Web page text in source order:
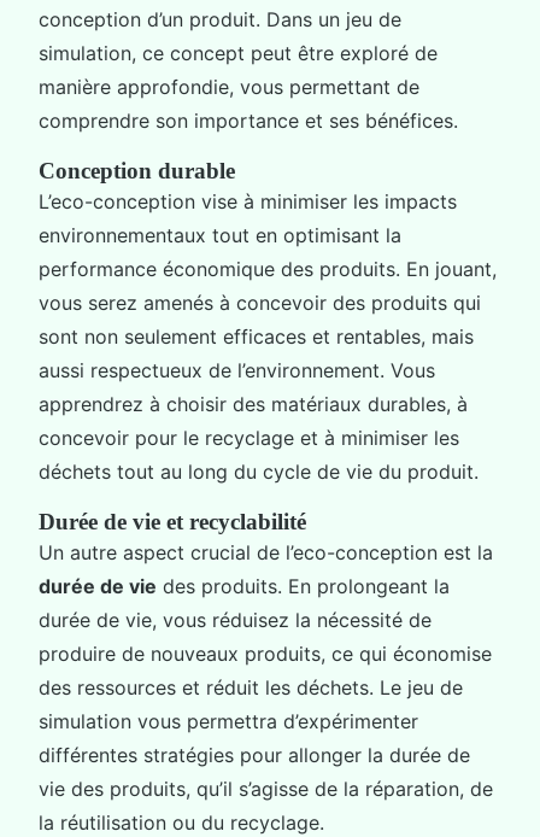
conception d’un produit. Dans un jeu de
simulation, ce concept peut être exploré de
manière approfondie, vous permettant de
comprendre son importance et ses bénéfices.
Conception durable
L’eco-conception vise à minimiser les impacts
environnementaux tout en optimisant la
performance économique des produits. En jouant,
vous serez amenés à concevoir des produits qui
sont non seulement efficaces et rentables, mais
aussi respectueux de l’environnement. Vous
apprendrez à choisir des matériaux durables, à
concevoir pour le recyclage et à minimiser les
déchets tout au long du cycle de vie du produit.
Durée de vie et recyclabilité
Un autre aspect crucial de l’eco-conception est la
durée de vie des produits. En prolongeant la
durée de vie, vous réduisez la nécessité de
produire de nouveaux produits, ce qui économise
des ressources et réduit les déchets. Le jeu de
simulation vous permettra d’expérimenter
différentes stratégies pour allonger la durée de
vie des produits, qu’il s’agisse de la réparation, de
la réutilisation ou du recyclage.